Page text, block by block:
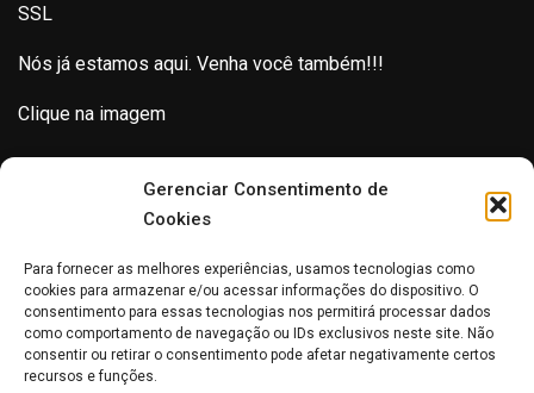
Gerenciar Consentimento de
Cookies
Para fornecer as melhores experiências, usamos tecnologias como
cookies para armazenar e/ou acessar informações do dispositivo. O
consentimento para essas tecnologias nos permitirá processar dados
como comportamento de navegação ou IDs exclusivos neste site. Não
consentir ou retirar o consentimento pode afetar negativamente certos
recursos e funções.
SSL
Nós já estamos aqui. Venha você também!!!
Clique na imagem